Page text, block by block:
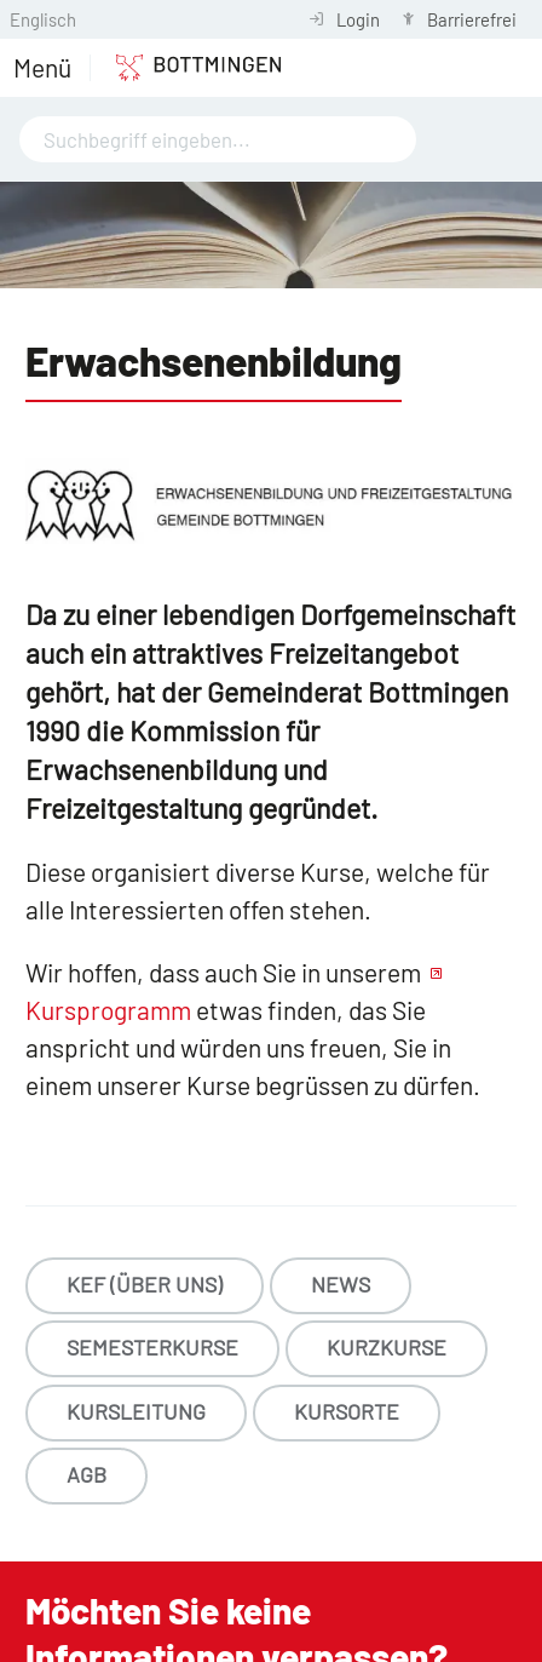
Englisch Login Barrierefrei
Menü
Erwachsenen­bildung
Da zu einer lebendigen Dorfgemeinschaft
auch ein attraktives Freizeitangebot
gehört, hat der Gemeinderat Bottmingen
1990 die Kommission für
Erwachsenenbildung und
Freizeitgestaltung gegründet.
Diese organisiert diverse Kurse, welche für
alle Interessierten offen stehen.
Wir hoffen, dass auch Sie in unserem
Kursprogramm etwas finden, das Sie
anspricht und würden uns freuen, Sie in
einem unserer Kurse begrüssen zu dürfen.
KEF (ÜBER UNS) NEWS
SEMESTERKURSE KURZKURSE
KURSLEITUNG KURSORTE
AGB
Möchten Sie keine